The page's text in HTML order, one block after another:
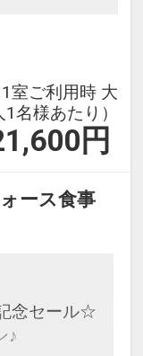
室ご利用時 大
1名様あたり）
円
ース食事
念セール☆
♪